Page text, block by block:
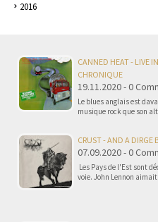
2016
CANNED HEAT - LIVE
CHRONIQUE
19.11.2020 - 0
Le blues anglais est
musique rock que son
CRUST - AND A DIRGE
07.09.2020 - 0
Les Pays de l'Est sont
voie. John Lennon